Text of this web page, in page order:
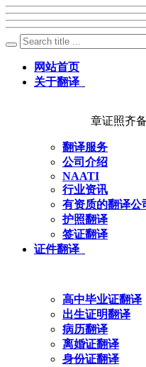
网站首页
关于翻译
章证照齐
翻译服务
公司介绍
NAATI
行业资讯
有资质的翻译公
护照翻译
签证翻译
证件翻译
高中毕业证翻译
出生证明翻译
病历翻译
离婚证翻译
身份证翻译